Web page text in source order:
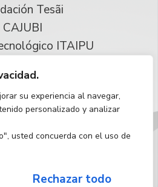
su experiencia al navegar,
personalizado y analizar
usted concuerda con el uso de
Rechazar todo
Tesãi
CAJUBI
ITAIPU
todos los derechos